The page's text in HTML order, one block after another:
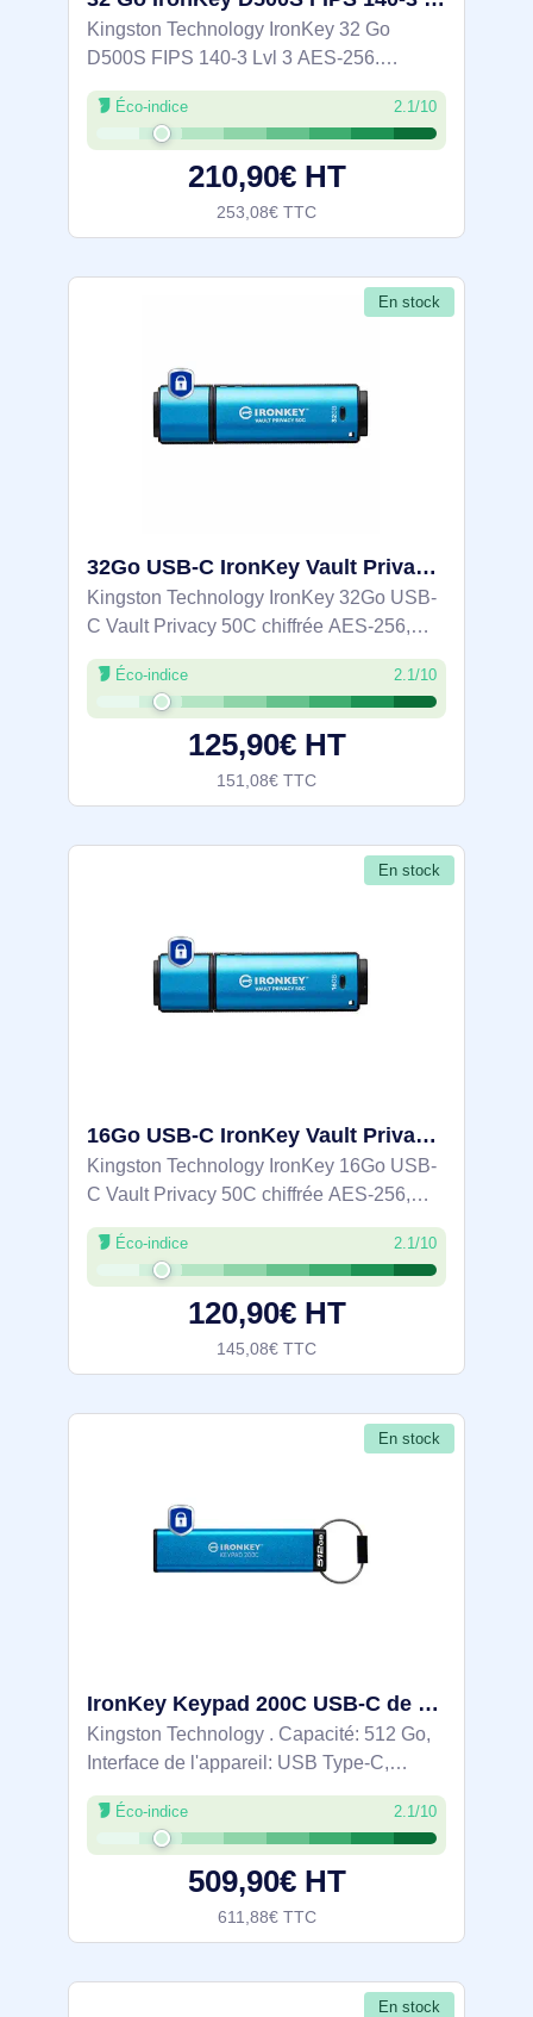
Kingston Technology IronKey 32 Go
D500S FIPS 140-3 Lvl 3 AES-256.
Capacité: 32 Go, Interface de l'appareil:
USB Type-A, Version USB: 3.2 Gen 1 (3.1
Gen 1), Vitesse de lecture: 260 Mo/s,
Éco-indice 2.1/10
210,90€ HT
253,08€ TTC
En stock
32Go USB-C IronKey Vault Privacy 50C chiffrée AES-256, FIPS 197 - IKVP50C/32GB
Kingston Technology IronKey 32Go USB-
C Vault Privacy 50C chiffrée AES-256,
FIPS 197. Capacité: 32 Go, Interface de
l'appareil: USB Type-C, Version USB: 3.2
Gen 1 (3.1 Gen 1), Vitesse de lecture: 250
Éco-indice 2.1/10
125,90€ HT
151,08€ TTC
En stock
16Go USB-C IronKey Vault Privacy 50C chiffrée AES-256, FIPS 197 - IKVP50C/16GB
Kingston Technology IronKey 16Go USB-
C Vault Privacy 50C chiffrée AES-256,
FIPS 197. Capacité: 16 Go, Interface de
l'appareil: USB Type-C, Version USB: 3.2
Gen 1 (3.1 Gen 1), Vitesse de lecture: 250
Éco-indice 2.1/10
120,90€ HT
145,08€ TTC
En stock
IronKey Keypad 200C USB-C de 512 Go, FIPS 140-3 niveau 3 AES-256 - IKKP200C/512GB
Kingston Technology . Capacité: 512 Go,
Interface de l'appareil: USB Type-C,
Version USB: 3.2 Gen 1 (3.1 Gen 1),
Vitesse de lecture: 280 Mo/s, Vitesse
d'écriture: 200 Mo/s. Format: Gaine.
Éco-indice 2.1/10
509,90€ HT
611,88€ TTC
En stock